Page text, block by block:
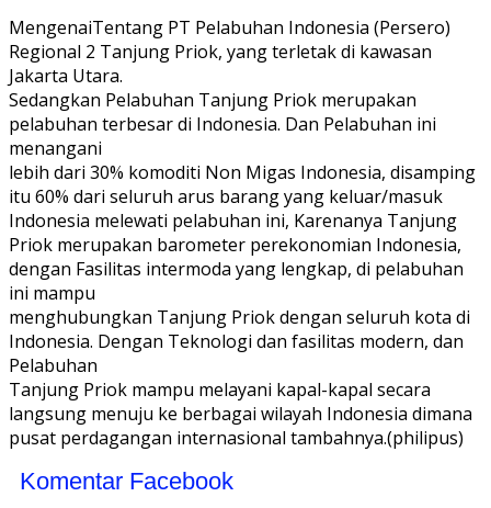
MengenaiTentang PT Pelabuhan Indonesia (Persero)
Regional 2 Tanjung Priok, yang terletak di kawasan
Jakarta Utara.
Sedangkan Pelabuhan Tanjung Priok merupakan
pelabuhan terbesar di Indonesia. Dan Pelabuhan ini
menangani
lebih dari 30% komoditi Non Migas Indonesia, disamping
itu 60% dari seluruh arus barang yang keluar/masuk
Indonesia melewati pelabuhan ini, Karenanya Tanjung
Priok merupakan barometer perekonomian Indonesia,
dengan Fasilitas intermoda yang lengkap, di pelabuhan
ini mampu
menghubungkan Tanjung Priok dengan seluruh kota di
Indonesia. Dengan Teknologi dan fasilitas modern, dan
Pelabuhan
Tanjung Priok mampu melayani kapal-kapal secara
langsung menuju ke berbagai wilayah Indonesia dimana
pusat perdagangan internasional tambahnya.(philipus)
Komentar Facebook